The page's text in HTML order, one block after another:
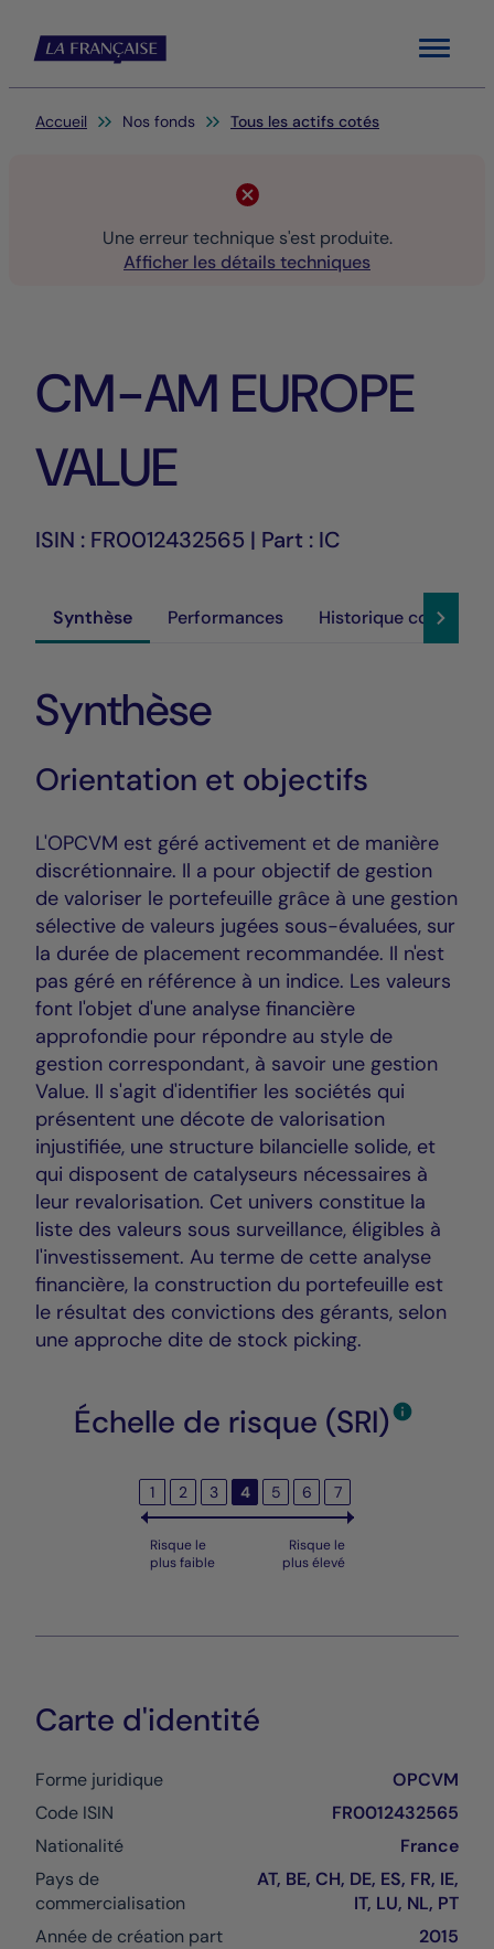
Menu
Vous êtes ici:
Accueil Nos fonds Tous les actifs cotés
Une erreur technique s'est produite.
Afficher les détails techniques
CM-AM EUROPE
VALUE
ISIN : FR0012432565 | Part : IC
Synthèse Performances Historique cours
Synthèse
Orientation et objectifs
L'OPCVM est géré activement et de manière
discrétionnaire. Il a pour objectif de gestion
de valoriser le portefeuille grâce à une gestion
sélective de valeurs jugées sous-évaluées, sur
la durée de placement recommandée. Il n'est
pas géré en référence à un indice. Les valeurs
font l'objet d'une analyse financière
approfondie pour répondre au style de
gestion correspondant, à savoir une gestion
Value. Il s'agit d'identifier les sociétés qui
présentent une décote de valorisation
injustifiée, une structure bilancielle solide, et
qui disposent de catalyseurs nécessaires à
leur revalorisation. Cet univers constitue la
liste des valeurs sous surveillance, éligibles à
l'investissement. Au terme de cette analyse
financière, la construction du portefeuille est
le résultat des convictions des gérants, selon
une approche dite de stock picking.
Échelle de risque (SRI)
1 2 3 4 5 6 7
Risque le
plus faible
Risque le
plus élevé
Carte d'identité
Forme juridique
OPCVM
Code ISIN
FR0012432565
Nationalité
France
Pays de
commercialisation
AT, BE, CH, DE, ES, FR, IE,
IT, LU, NL, PT
Année de création part
2015